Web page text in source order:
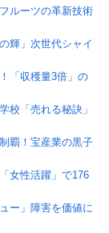
ルーツの革新技術
輝」次世代シャイ
「収穫量3倍」の
校「売れる秘訣」
覇！宝産業の黒子
女性活躍」で176
ー」障害を価値に